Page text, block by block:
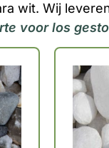
wit. Wij
voor los